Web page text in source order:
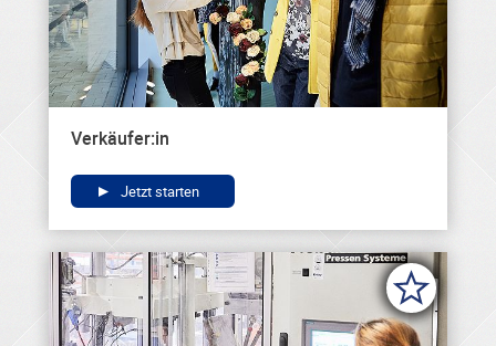
Verkäufer:in
Jetzt starten